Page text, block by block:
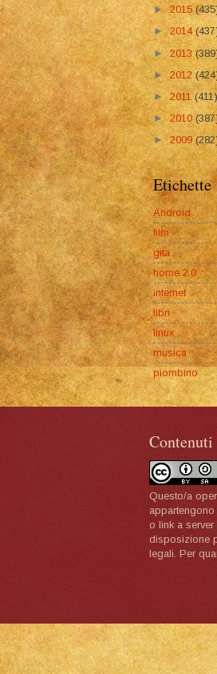
►2015
►2014
►2013
►2012
►2011 (411)
► 2010
►2009
Etichette
Android
film
gita
home 2.0
internet
libri
linux
musica
piombino
Questo/a
o link a
disposizione
legali. Per